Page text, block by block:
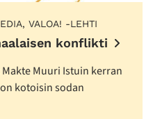
VALOA! -LEHTI
konflikti
Muuri Istuin kerran
kotoisin sodan